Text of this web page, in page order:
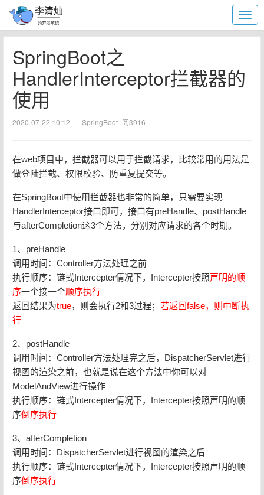
SpringBoot之
HandlerInterceptor拦截器的
使用
2020-07-22 10:12 SpringBoot 阅3916
在web项目中，拦截器可以用于拦截请求，比较常用的用法是
做登陆拦截、权限校验、防重复提交等。
在SpringBoot中使用拦截器也非常的简单，只需要实现
HandlerInterceptor接口即可，接口有preHandle、postHandle
与afterCompletion这3个方法，分别对应请求的各个时期。
1、preHandle
调用时间：Controller方法处理之前
执行顺序：链式Intercepter情况下，Intercepter按照声明的顺
序一个接一个顺序执行
返回结果为true，则会执行2和3过程； 若返回false，则中断执
行
2、postHandle
调用时间：Controller方法处理完之后，DispatcherServlet进行
视图的渲染之前，也就是说在这个方法中你可以对
ModelAndView进行操作
执行顺序：链式Intercepter情况下，Intercepter按照声明的顺
序倒序执行
3、afterCompletion
调用时间：DispatcherServlet进行视图的渲染之后
执行顺序：链式Intercepter情况下，Intercepter按照声明的顺
序倒序执行